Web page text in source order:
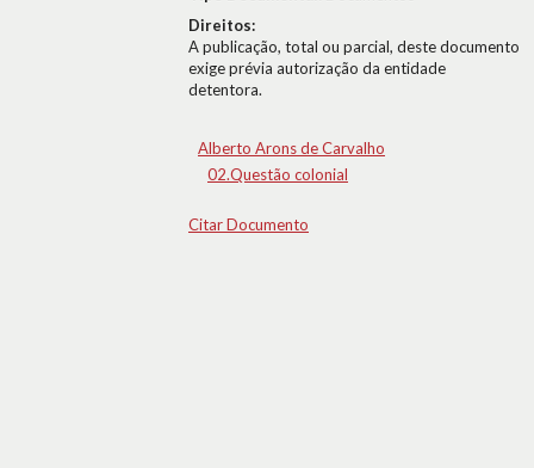
Direitos:
A publicação, total ou parcial, deste documento
exige prévia autorização da entidade
detentora.
Alberto Arons de Carvalho
02.Questão colonial
Citar Documento